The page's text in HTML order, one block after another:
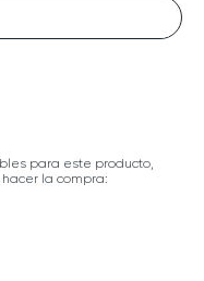
para este producto,
la compra: